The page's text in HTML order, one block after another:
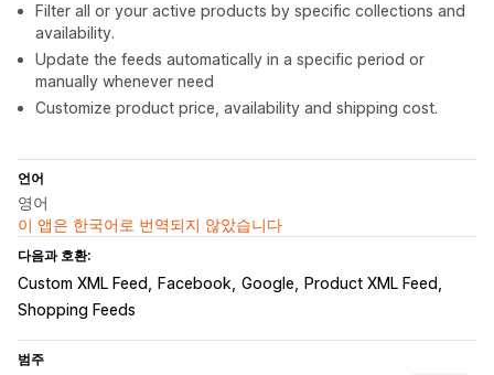
Filter all or your active products by specific collections and
availability.
Update the feeds automatically in a specific period or
manually whenever need
Customize product price, availability and shipping cost.
언어
영어
이 앱은 한국어로 번역되지 않았습니다
다음과 호환:
Custom XML Feed Facebook Google
Product XML Feed
Shopping Feeds
범주